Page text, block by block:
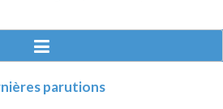
parutions